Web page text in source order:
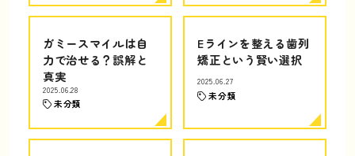
ガミースマイルは自
力で治せる？誤解と
真実
2025.06.28
未分類
Eラインを整える歯列
矯正という賢い選択
2025.06.27
未分類